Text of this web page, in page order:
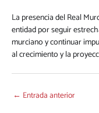
La presencia del Real
entidad por seguir
murciano y continuar
al crecimiento y la
← Entrada anterior